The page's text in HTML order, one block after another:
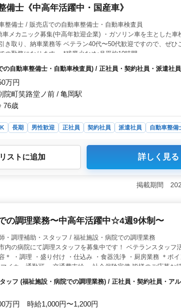
じて、スキル向上にも貢献できます。
備士《中高年活躍中・国産車》
自動車整備士 / 販売店での自動車整備士・自動車検査員
車メカニック募集(中高年歓迎企業) ・ガソリン車を主とした車
き取り、納車業務等 ベテラン40代〜50代歓迎ですので、ぜひ
の勤務になります。 *残業少なめ:月平均10時間
の自動車整備士・自動車検査員) / 正社員・契約社員・派遣社員
万円
院町笑路堂ノ前 / 亀岡駅
76歳
長期 男性歓迎 正社員 契約社員 派遣社員 自動車整備
な業務を手がける自動車整備士の求人＞ 京都府亀岡市西
中高年の方も歓迎している自動車整備士を募集しています
社員、契約社員、派遣社員の雇用形態があり、週5日のフ
待されます。自動車販売整備業界の経験を生かし、新た
スト に追加 詳しく見る
掲載期間
の調理業務〜中高年活躍中☆4週9休制〜
調理師・調理補助・スタッフ / 福祉施設・病院での調理業務
内の病院にて調理スタッフを募集中です！ ベテランスタッフ
＊ ・調理 ・盛り付け ・仕込み ・食器洗浄 ・厨房業務 ＊ポ
イカー通勤可 ・交通費支給 ・社会保険完備 皆様のご応募お
ッフ (福祉施設・病院での調理業務) / 正社員・契約社員・ア
万円 時給1,000円〜1,200円